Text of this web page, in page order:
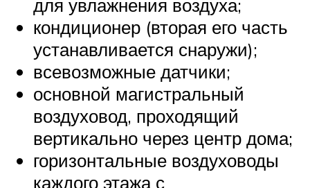
для увлажнения воздуха;
кондиционер (вторая его часть
устанавливается снаружи);
всевозможные датчики;
основной магистральный
воздуховод, проходящий
вертикально через центр дома;
горизонтальные воздуховоды
каждого этажа с